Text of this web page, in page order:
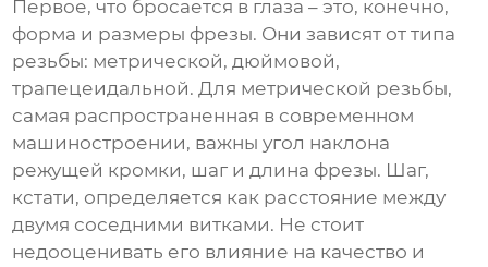
Первое, что бросается в глаза – это, конечно,
форма и размеры фрезы. Они зависят от типа
резьбы: метрической, дюймовой,
трапецеидальной. Для метрической резьбы,
самая распространенная в современном
машиностроении, важны угол наклона
режущей кромки, шаг и длина фрезы. Шаг,
кстати, определяется как расстояние между
двумя соседними витками. Не стоит
недооценивать его влияние на качество и